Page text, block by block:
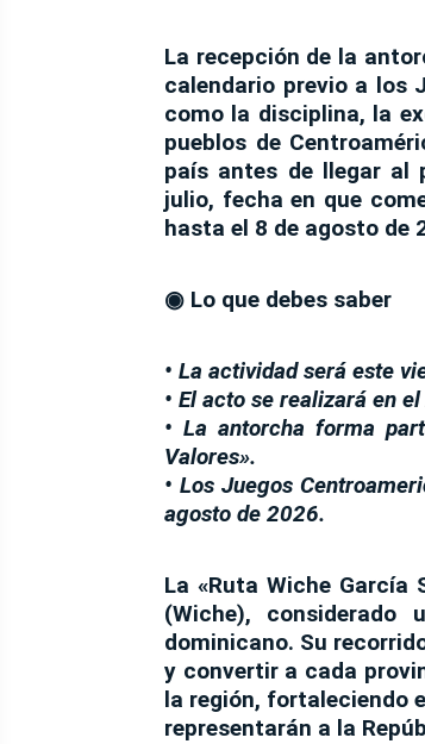
La recepción de la
calendario previo a los
como la disciplina, la
pueblos de
país antes de llegar al
julio, fecha en que
hasta el 8 de agosto de
◉ Lo que debes saber
• La actividad será este
• El acto se realizará en
• La antorcha forma
Valores».
• Los Juegos
agosto de 2026.
La «Ruta Wiche García
(Wiche), considerado
dominicano. Su
y convertir a cada
la región, fortaleciendo
representarán a la